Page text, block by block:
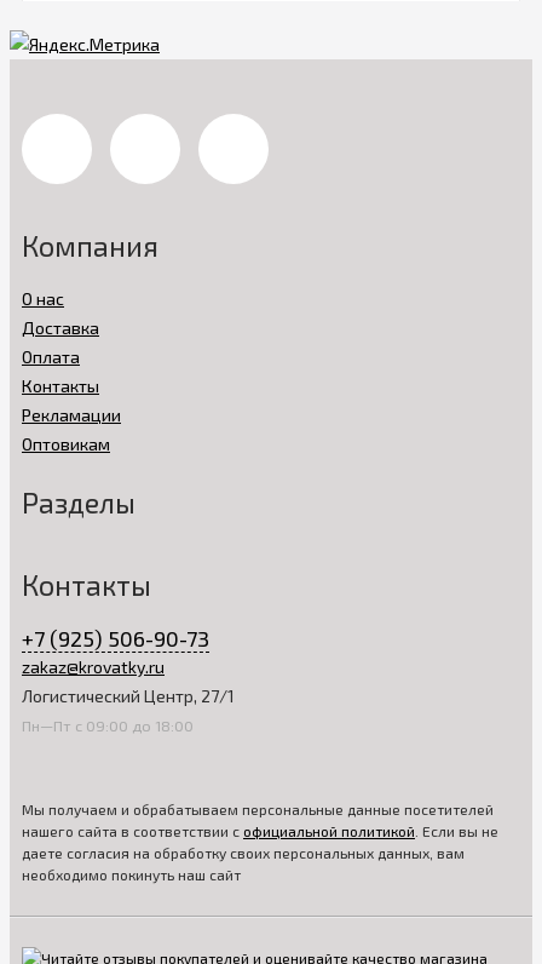
Компания
О нас
Доставка
Оплата
Контакты
Рекламации
Оптовикам
Разделы
Контакты
+7 (925) 506-90-73
zakaz@krovatky.ru
Логистический Центр, 27/1
Пн—Пт с 09:00 до 18:00
Мы получаем и обрабатываем персональные данные посетителей
нашего сайта в соответствии с официальной политикой . Если вы не
даете согласия на обработку своих персональных данных, вам
необходимо покинуть наш сайт